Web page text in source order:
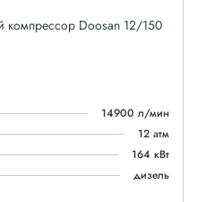
компрессор Doosan 12/150
14900 л/мин
12 атм
164 кВт
дизель